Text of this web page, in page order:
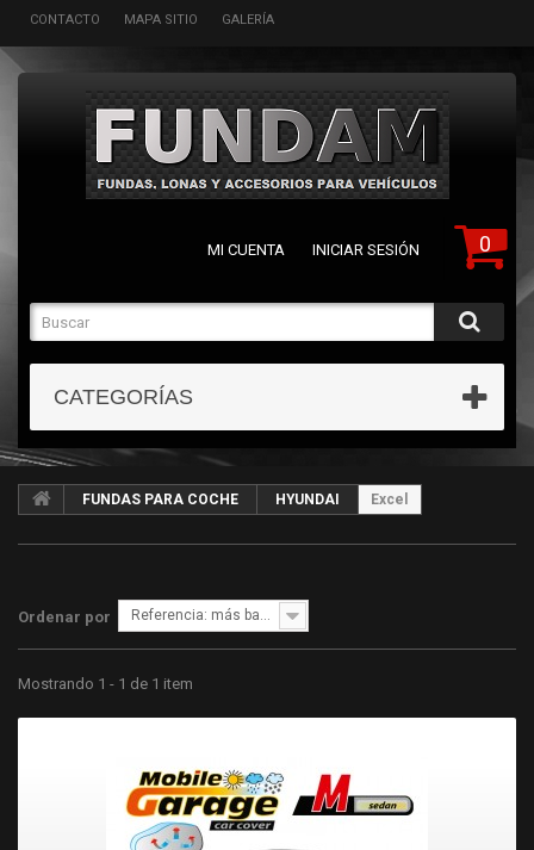
CONTACTO MAPA SITIO GALERÍA
0
MI CUENTA INICIAR SESIÓN
CATEGORÍAS
FUNDAS PARA COCHE HYUNDAI Excel
Ordenar por Referencia: más bajo primero
Mostrando 1 - 1 de 1 item